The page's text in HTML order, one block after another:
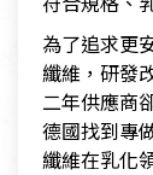
為了追求更
纖維，研發
二年供應商
德國找到專
纖維在乳化